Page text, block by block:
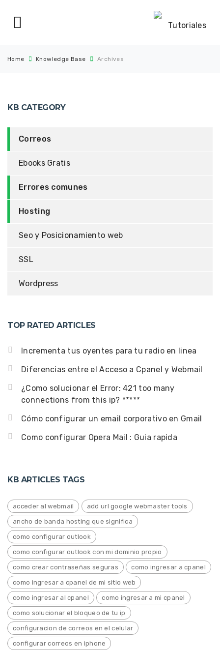
Home Knowledge Base Archives
KB CATEGORY
Correos
Ebooks Gratis
Errores comunes
Hosting
Seo y Posicionamiento web
SSL
Wordpress
TOP RATED ARTICLES
Incrementa tus oyentes para tu radio en linea
Diferencias entre el Acceso a Cpanel y Webmail
¿Como solucionar el Error: 421 too many
connections from this ip? *****
Cómo configurar un email corporativo en Gmail
Como configurar Opera Mail : Guia rapida
KB ARTICLES TAGS
acceder al webmail add url google webmaster tools
ancho de banda hosting que significa
como configurar outlook
como configurar outlook con mi dominio propio
como crear contraseñas seguras como ingresar a cpanel
como ingresar a cpanel de mi sitio web
como ingresar al cpanel como ingresar a mi cpanel
como solucionar el bloqueo de tu ip
configuracion de correos en el celular
configurar correos en iphone